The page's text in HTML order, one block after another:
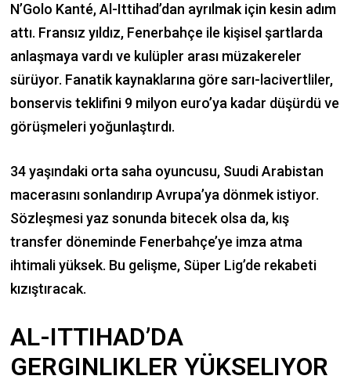
N’Golo Kanté, Al-Ittihad’dan ayrılmak için kesin adım
attı. Fransız yıldız, Fenerbahçe ile kişisel şartlarda
anlaşmaya vardı ve kulüpler arası müzakereler
sürüyor. Fanatik kaynaklarına göre sarı-lacivertliler,
bonservis teklifini 9 milyon euro’ya kadar düşürdü ve
görüşmeleri yoğunlaştırdı.
34 yaşındaki orta saha oyuncusu, Suudi Arabistan
macerasını sonlandırıp Avrupa’ya dönmek istiyor.
Sözleşmesi yaz sonunda bitecek olsa da, kış
transfer döneminde Fenerbahçe’ye imza atma
ihtimali yüksek. Bu gelişme, Süper Lig’de rekabeti
kızıştıracak.
AL-ITTIHAD’DA
GERGINLIKLER YÜKSELIYOR